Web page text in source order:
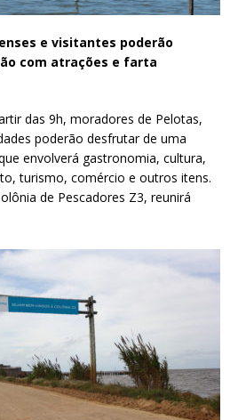
e visitantes poderão
com atrações e farta
das 9h, moradores de Pelotas,
poderão desfrutar de uma
envolverá gastronomia, cultura,
turismo, comércio e outros itens.
de Pescadores Z3, reunirá